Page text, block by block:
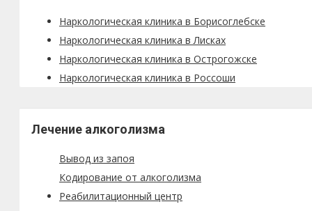
Наркологическая клиника в Борисоглебске
Наркологическая клиника в Лисках
Наркологическая клиника в Острогожске
Наркологическая клиника в Россоши
Лечение алкоголизма
Вывод из запоя
Кодирование от алкоголизма
Реабилитационный центр